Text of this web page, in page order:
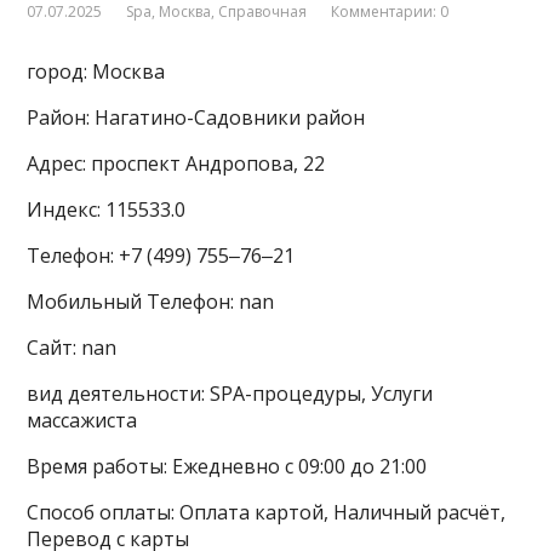
07.07.2025 Spa, Москва, Справочная Комментарии: 0
город: Москва
Район: Нагатино-Садовники район
Адрес: проспект Андропова, 22
Индекс: 115533.0
Телефон: +7 (499) 755‒76‒21
Мобильный Телефон: nan
Сайт: nan
вид деятельности: SPA-процедуры, Услуги
массажиста
Время работы: Ежедневно с 09:00 до 21:00
Способ оплаты: Оплата картой, Наличный расчёт,
Перевод с карты